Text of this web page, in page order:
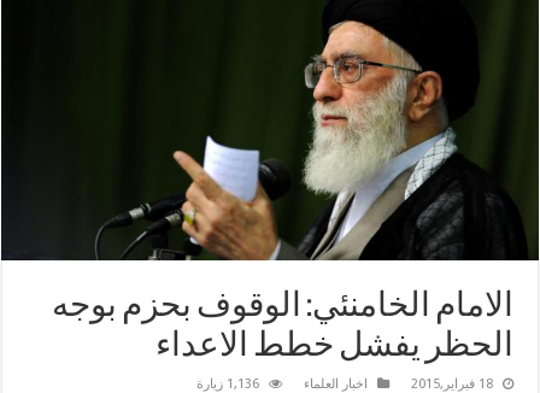
الامام الخامنئي: الوقوف بحزم بوجه
الحظر يفشل خطط الاعداء
18 فبراير,2015 اخبار العلماء 1,136 زيارة